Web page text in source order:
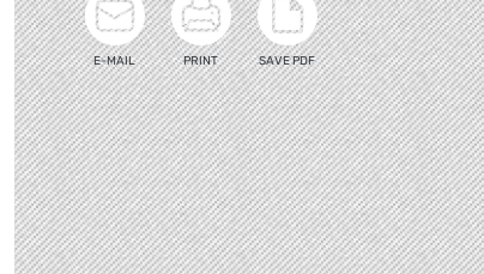
E-MAIL PRINT SAVE PDF